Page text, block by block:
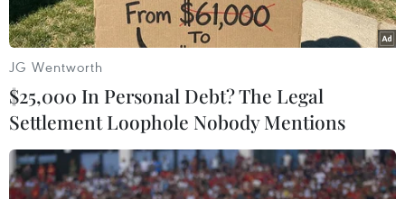
Người Philippines hoài nghi cuộc chiến
chống ma túy của Tổng thống
27/09/2017 14:05
Gần một nửa số người dân Philippines tin rằng cảnh sát
đang sát hại những người vô tội trong cuộc chiến chống
ma túy của Tổng thống Rodrigo Duterte.
JG Wentworth
$25,000 In Personal Debt? The Legal
Settlement Loophole Nobody Mentions